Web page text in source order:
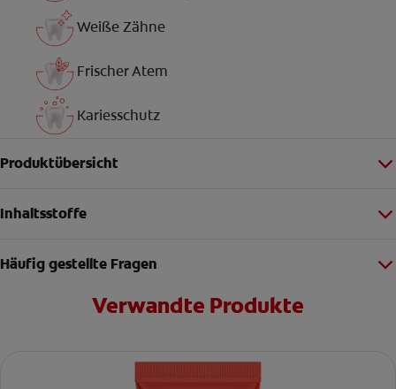
Weiße Zähne
Frischer Atem
Kariesschutz
Produktübersicht
Inhaltsstoffe
Häufig gestellte Fragen
Verwandte Produkte